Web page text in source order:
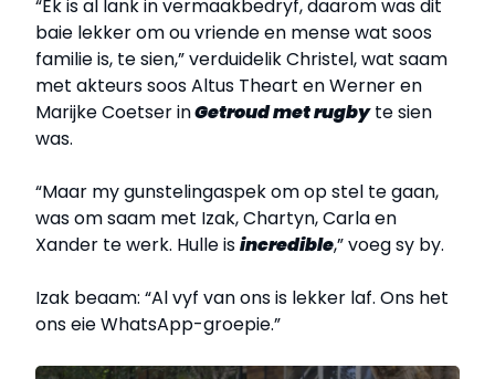
“Ek is al lank in vermaakbedryf, daarom was dit
baie lekker om ou vriende en mense wat soos
familie is, te sien,” verduidelik Christel, wat saam
met akteurs soos Altus Theart en Werner en
Marijke Coetser inGetroud met rugbyte sien
was.
“Maar my gunstelingaspek om op stel te gaan,
was om saam met Izak, Chartyn, Carla en
Xander te werk. Hulle isincredible,” voeg sy by.
Izak beaam: “Al vyf van ons is lekker laf. Ons het
ons eie WhatsApp-groepie.”